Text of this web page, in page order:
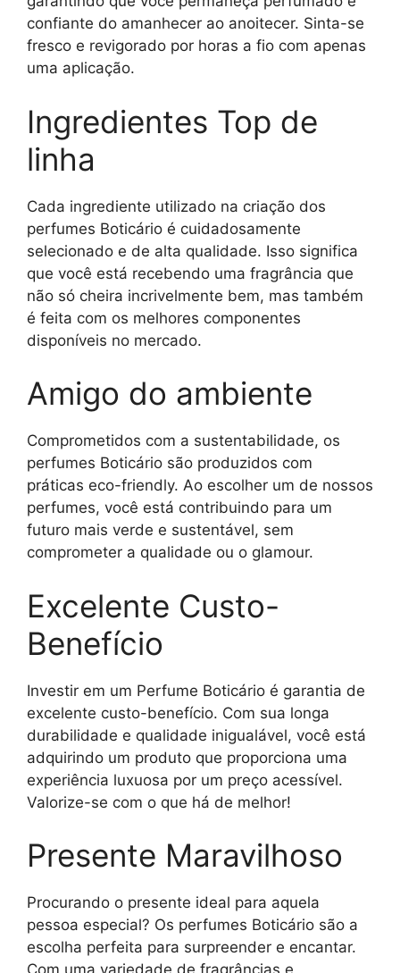
confiante do amanhecer ao anoitecer. Sinta-se
fresco e revigorado por horas a fio com apenas
uma aplicação.
Ingredientes Top de
linha
Cada ingrediente utilizado na criação dos
perfumes Boticário é cuidadosamente
selecionado e de alta qualidade. Isso significa
que você está recebendo uma fragrância que
não só cheira incrivelmente bem, mas também
é feita com os melhores componentes
disponíveis no mercado.
Amigo do ambiente
Comprometidos com a sustentabilidade, os
perfumes Boticário são produzidos com
práticas eco-friendly. Ao escolher um de nossos
perfumes, você está contribuindo para um
futuro mais verde e sustentável, sem
comprometer a qualidade ou o glamour.
Excelente Custo-
Benefício
Investir em um Perfume Boticário é garantia de
excelente custo-benefício. Com sua longa
durabilidade e qualidade inigualável, você está
adquirindo um produto que proporciona uma
experiência luxuosa por um preço acessível.
Valorize-se com o que há de melhor!
Presente Maravilhoso
Procurando o presente ideal para aquela
pessoa especial? Os perfumes Boticário são a
escolha perfeita para surpreender e encantar.